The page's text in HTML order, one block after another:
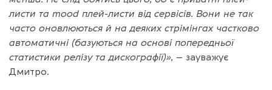
листи та mood плей-листи від сервісів. Вони не так
часто оновлюються й на деяких стрімінгах частково
автоматичні (базуються на основі попередньої
статистики релізу та дискографії)», – зауважує
Дмитро.